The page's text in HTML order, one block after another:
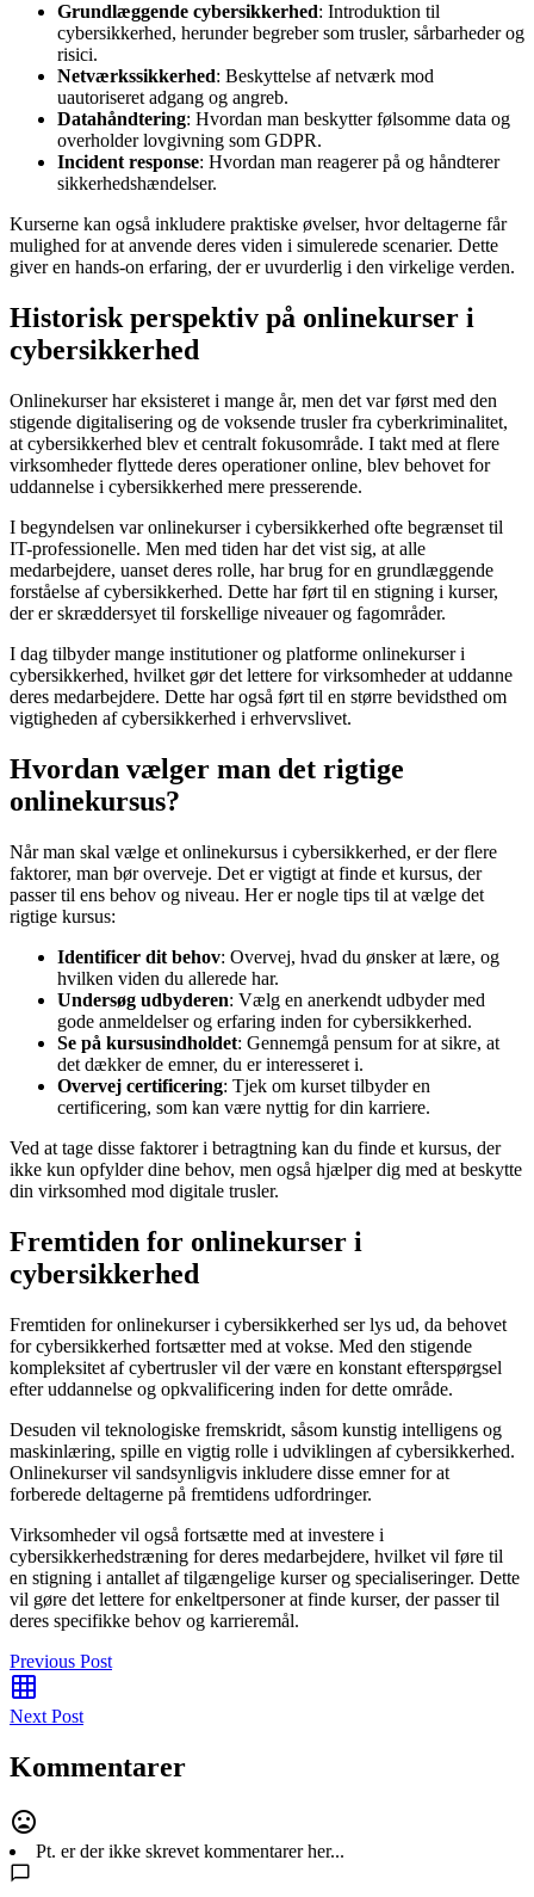
Grundlæggende cybersikkerhed: Introduktion til
cybersikkerhed, herunder begreber som trusler, sårbarheder og
risici.
Netværkssikkerhed: Beskyttelse af netværk mod
uautoriseret adgang og angreb.
Datahåndtering: Hvordan man beskytter følsomme data og
overholder lovgivning som GDPR.
Incident response: Hvordan man reagerer på og håndterer
sikkerhedshændelser.
Kurserne kan også inkludere praktiske øvelser, hvor deltagerne får
mulighed for at anvende deres viden i simulerede scenarier. Dette
giver en hands-on erfaring, der er uvurderlig i den virkelige verden.
Historisk perspektiv på onlinekurser i
cybersikkerhed
Onlinekurser har eksisteret i mange år, men det var først med den
stigende digitalisering og de voksende trusler fra cyberkriminalitet,
at cybersikkerhed blev et centralt fokusområde. I takt med at flere
virksomheder flyttede deres operationer online, blev behovet for
uddannelse i cybersikkerhed mere presserende.
I begyndelsen var onlinekurser i cybersikkerhed ofte begrænset til
IT-professionelle. Men med tiden har det vist sig, at alle
medarbejdere, uanset deres rolle, har brug for en grundlæggende
forståelse af cybersikkerhed. Dette har ført til en stigning i kurser,
der er skræddersyet til forskellige niveauer og fagområder.
I dag tilbyder mange institutioner og platforme onlinekurser i
cybersikkerhed, hvilket gør det lettere for virksomheder at uddanne
deres medarbejdere. Dette har også ført til en større bevidsthed om
vigtigheden af cybersikkerhed i erhvervslivet.
Hvordan vælger man det rigtige
onlinekursus?
Når man skal vælge et onlinekursus i cybersikkerhed, er der flere
faktorer, man bør overveje. Det er vigtigt at finde et kursus, der
passer til ens behov og niveau. Her er nogle tips til at vælge det
rigtige kursus:
Identificer dit behov: Overvej, hvad du ønsker at lære, og
hvilken viden du allerede har.
Undersøg udbyderen: Vælg en anerkendt udbyder med
gode anmeldelser og erfaring inden for cybersikkerhed.
Se på kursusindholdet: Gennemgå pensum for at sikre, at
det dækker de emner, du er interesseret i.
Overvej certificering: Tjek om kurset tilbyder en
certificering, som kan være nyttig for din karriere.
Ved at tage disse faktorer i betragtning kan du finde et kursus, der
ikke kun opfylder dine behov, men også hjælper dig med at beskytte
din virksomhed mod digitale trusler.
Fremtiden for onlinekurser i
cybersikkerhed
Fremtiden for onlinekurser i cybersikkerhed ser lys ud, da behovet
for cybersikkerhed fortsætter med at vokse. Med den stigende
kompleksitet af cybertrusler vil der være en konstant efterspørgsel
efter uddannelse og opkvalificering inden for dette område.
Desuden vil teknologiske fremskridt, såsom kunstig intelligens og
maskinlæring, spille en vigtig rolle i udviklingen af cybersikkerhed.
Onlinekurser vil sandsynligvis inkludere disse emner for at
forberede deltagerne på fremtidens udfordringer.
Virksomheder vil også fortsætte med at investere i
cybersikkerhedstræning for deres medarbejdere, hvilket vil føre til
en stigning i antallet af tilgængelige kurser og specialiseringer. Dette
vil gøre det lettere for enkeltpersoner at finde kurser, der passer til
deres specifikke behov og karrieremål.
Previous Post
Next Post
Kommentarer
Pt. er der ikke skrevet kommentarer her...